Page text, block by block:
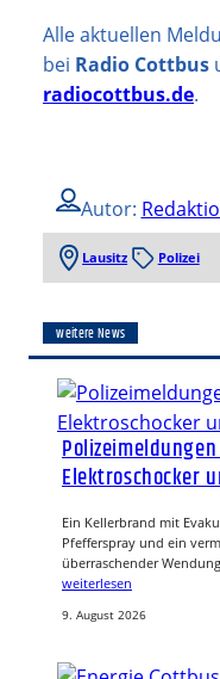
Alle aktuellen
bei Radio Cottbus
radiocottbus.de.
Autor:
Lausitz Polizei
weitere News
Elektroschocker
Ein Kellerbrand mit
Pfefferspray und ein
überraschender
weiterlesen
9. August 2026